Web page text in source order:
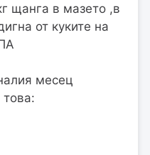
щанга в мазето ,в
от куките на
месец